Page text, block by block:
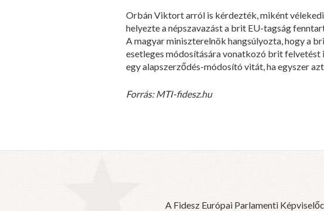
Orbán Viktort arról is kérdezték, miként
helyezte a népszavazást a brit EU-tagság
A magyar miniszterelnök hangsúlyozta, hogy a
esetleges módosítására vonatkozó brit felvetést
egy alapszerződés-módosító vitát, ha egyszer
Forrás: MTI-fidesz.hu
A Fidesz Európai Parlamenti